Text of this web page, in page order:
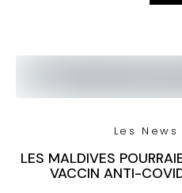
Les
LES MALDIVES
VACCIN ANTI-